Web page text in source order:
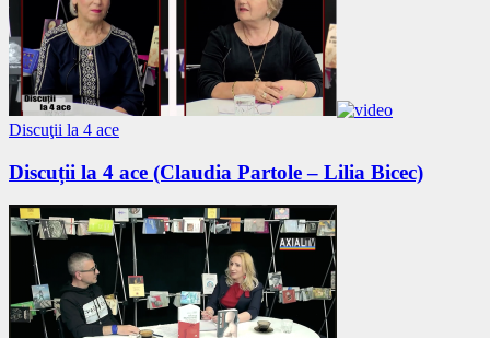
Discuţii la 4 ace
Discuții la 4 ace (Claudia Partole – Lilia Bicec)